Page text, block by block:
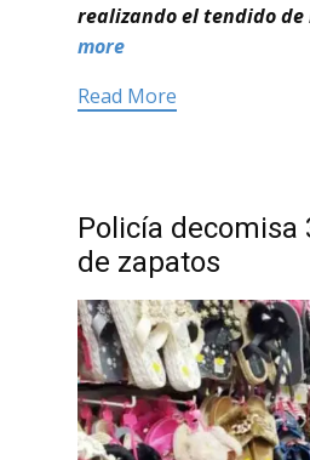
realizando el tendido
more
Read More
Policía decomisa
de zapatos